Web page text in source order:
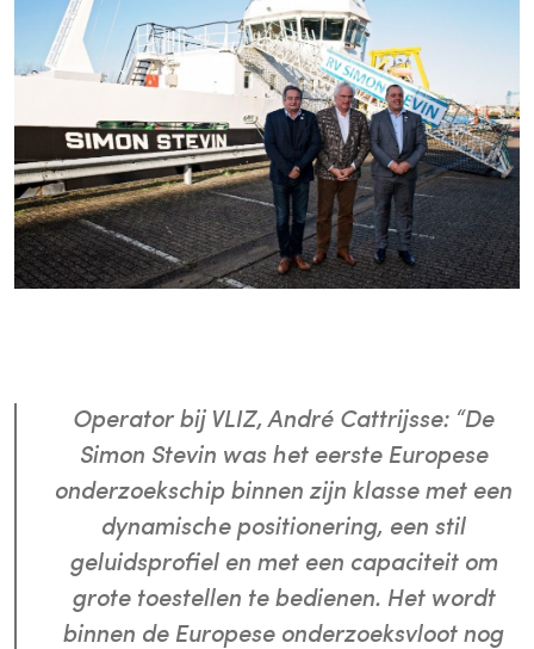
Operator bij VLIZ, André Cattrijsse: “De
Simon Stevin was het eerste Europese
onderzoekschip binnen zijn klasse met een
dynamische positionering, een stil
geluidsprofiel en met een capaciteit om
grote toestellen te bedienen. Het wordt
binnen de Europese onderzoeksvloot nog